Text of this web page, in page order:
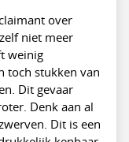
over
niet meer
weinig
toch stukken van
Dit gevaar
Denk aan al
Dit is een